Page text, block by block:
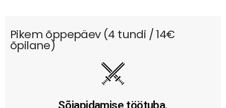
Pikem õppepäev (4 tundi / 14€
õpilane)
Sõjapidamise töötuba.